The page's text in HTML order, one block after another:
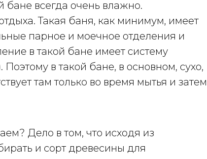
бане всегда очень влажно.
Такая баня, как минимум, имеет
парное и моечное отделения и
в такой бане имеет систему
в такой бане, в основном, сухо,
там только во время мытья и затем
Дело в том, что исходя из
и сорт древесины для